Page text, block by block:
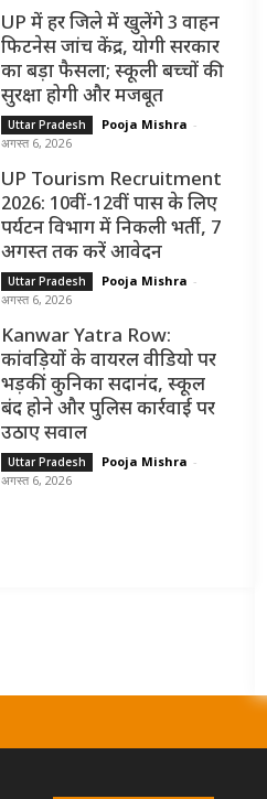
UP में हर जिले में खुलेंगे 3 वाहन
फिटनेस जांच केंद्र, योगी सरकार
का बड़ा फैसला; स्कूली बच्चों की
सुरक्षा होगी और मजबूत
Uttar Pradesh Pooja Mishra -
अगस्त 6, 2026
UP Tourism Recruitment
2026: 10वीं-12वीं पास के लिए
पर्यटन विभाग में निकली भर्ती, 7
अगस्त तक करें आवेदन
Uttar Pradesh Pooja Mishra -
अगस्त 6, 2026
Kanwar Yatra Row:
कांवड़ियों के वायरल वीडियो पर
भड़कीं कुनिका सदानंद, स्कूल
बंद होने और पुलिस कार्रवाई पर
उठाए सवाल
Uttar Pradesh Pooja Mishra -
अगस्त 6, 2026